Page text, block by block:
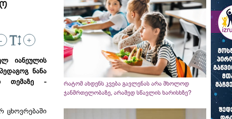
- +
იანეულის
ნანა
თემაზე -
ცხოვრებაში
რატომ ახდენს კვება გავლენას არა მხოლოდ
ჯანმრთელობაზე, არამედ სწავლის ხარისხზე?